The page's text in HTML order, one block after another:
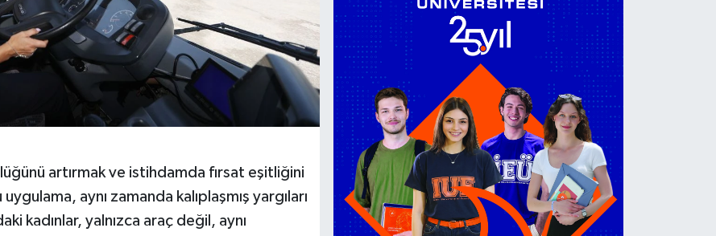
artırmak ve istihdamda fırsat eşitliğini
aynı zamanda kalıplaşmış yargıları
kadınlar, yalnızca araç değil, aynı